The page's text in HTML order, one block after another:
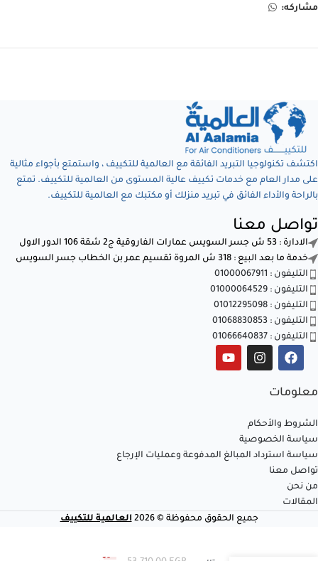
مشاركه:
اكتشف تكنولوجيا التبريد الفائقة مع العالمية للتكييف ، واستمتع بأجواء مثالية
على مدار العام مع خدمات تكييف عالية المستوى من العالمية للتكييف. تمتع
بالراحة والأداء الفائق في تبريد منزلك أو مكتبك مع العالمية للتكييف.
تواصل معنا
الادارة : 53 ش جسر السويس عمارات الفاروقية ج2 شقة 106 الدور الاول
خدمة ما بعد البيع : 318 ش المروة تقسيم عمر بن الخطاب جسر السويس
التليفون : 01000067911
التليفون : 01000064529
التليفون : 01012295098
التليفون : 01068830853
التليفون : 01066640837
معلومات
الشروط والأحكام
سياسة الخصوصية
سياسة استرداد المبالغ المدفوعة وعمليات الإرجاع
تواصل معنا
من نحن
المقالات
جميع الحقوق محفوظة © 2026
العالمية للتكييف
غير